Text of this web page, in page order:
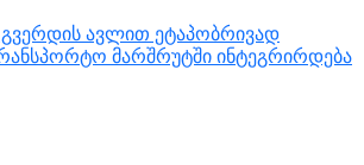
გვერდის ავლით ეტაპობრივად
მარშრუტში ინტეგრირდება